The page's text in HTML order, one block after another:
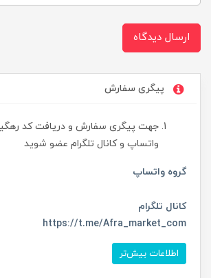
ارسال دیدگاه
پیگری سفارش
جهت پیگری سفارش و دریافت کد
واتساپ و کانال تلگرام عضو شوید
گروه واتساپ
کانال تلگرام
https://t.me/Afra_market_com
اطلاعات بیش‌تر